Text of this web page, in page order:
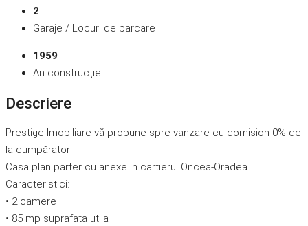
2
Garaje / Locuri de parcare
1959
An construcție
Descriere
Prestige Imobiliare vă propune spre vanzare cu comision 0% de
la cumpărator:
Casa plan parter cu anexe in cartierul Oncea-Oradea
Caracteristici:
• 2 camere
• 85 mp suprafata utila